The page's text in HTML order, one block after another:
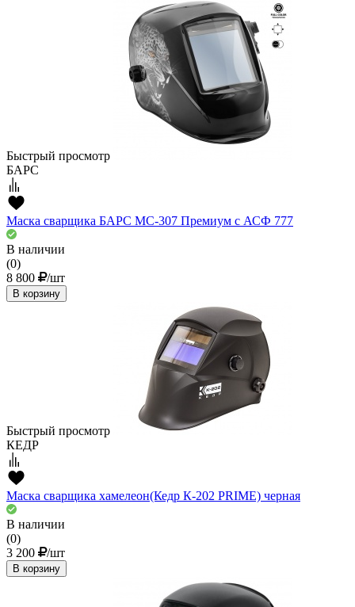
Быстрый просмотр
БАРС
Маска сварщика БАРС МС-307 Премиум с АСФ 777
В наличии
(0)
8 800
/шт
В корзину
Быстрый просмотр
КЕДР
Маска сварщика хамелеон(Кедр К-202 PRIME) черная
В наличии
(0)
3 200
/шт
В корзину